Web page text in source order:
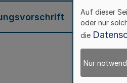
Auf dieser
oder nur
die
Nur